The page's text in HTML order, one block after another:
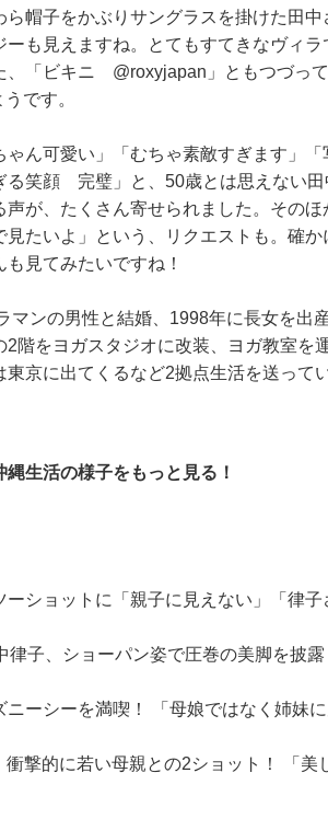
帽子をかぶりサングラスを掛けた田
ーも見えますね。とてもすてきなヴィ
、「ビキニ @roxyjapan 」ともつづっ
です。
ん可愛い」「むちゃ素敵すぎます」「
る笑顔 完璧」と、50歳とは思えない
が、たくさん寄せられました。その
たいよ」という、リクエストも。確か
見てみたいですね！
マンの男性と結婚、1998年に長女を出
2階をヨガスタジオに改装、ヨガ教室を
京に出てくるなど2拠点生活を送ってい
生活の様子をもっと見る！
ーショットに「親子に見えない」「律
律子、ショーパン姿で圧巻の美脚を披
ーシーを満喫！ 「母娘ではなく姉妹
撃的に若い母親との2ショット！ 「美